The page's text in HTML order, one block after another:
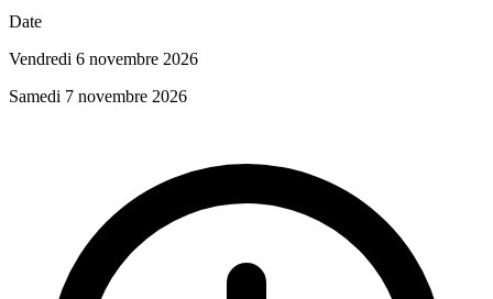
Date
Vendredi 6 novembre 2026
Samedi 7 novembre 2026